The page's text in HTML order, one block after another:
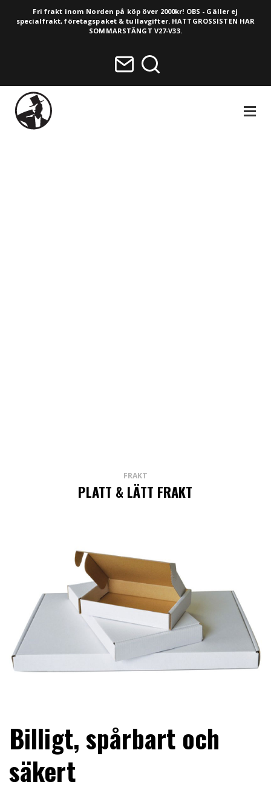
Fri frakt inom Norden på köp över 2000kr! OBS - Gäller ej
specialfrakt, företagspaket & tullavgifter. HATTGROSSISTEN HAR
SOMMARSTÄNGT V27-V33.
FRAKT
PLATT & LÄTT FRAKT
Billigt, spårbart och
säkert